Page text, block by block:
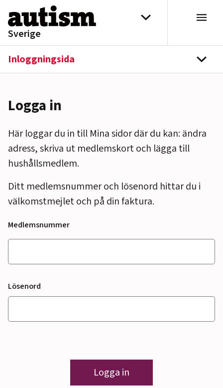
Hoppa till innehåll
Sverige
Välj distrikt
Inloggningsida
Logga in
Här loggar du in till Mina sidor där du kan: ändra
adress, skriva ut medlemskort och lägga till
hushållsmedlem.
Ditt medlemsnummer och lösenord hittar du i
välkomstmejlet och på din faktura.
Medlemsnummer
Lösenord
Logga in